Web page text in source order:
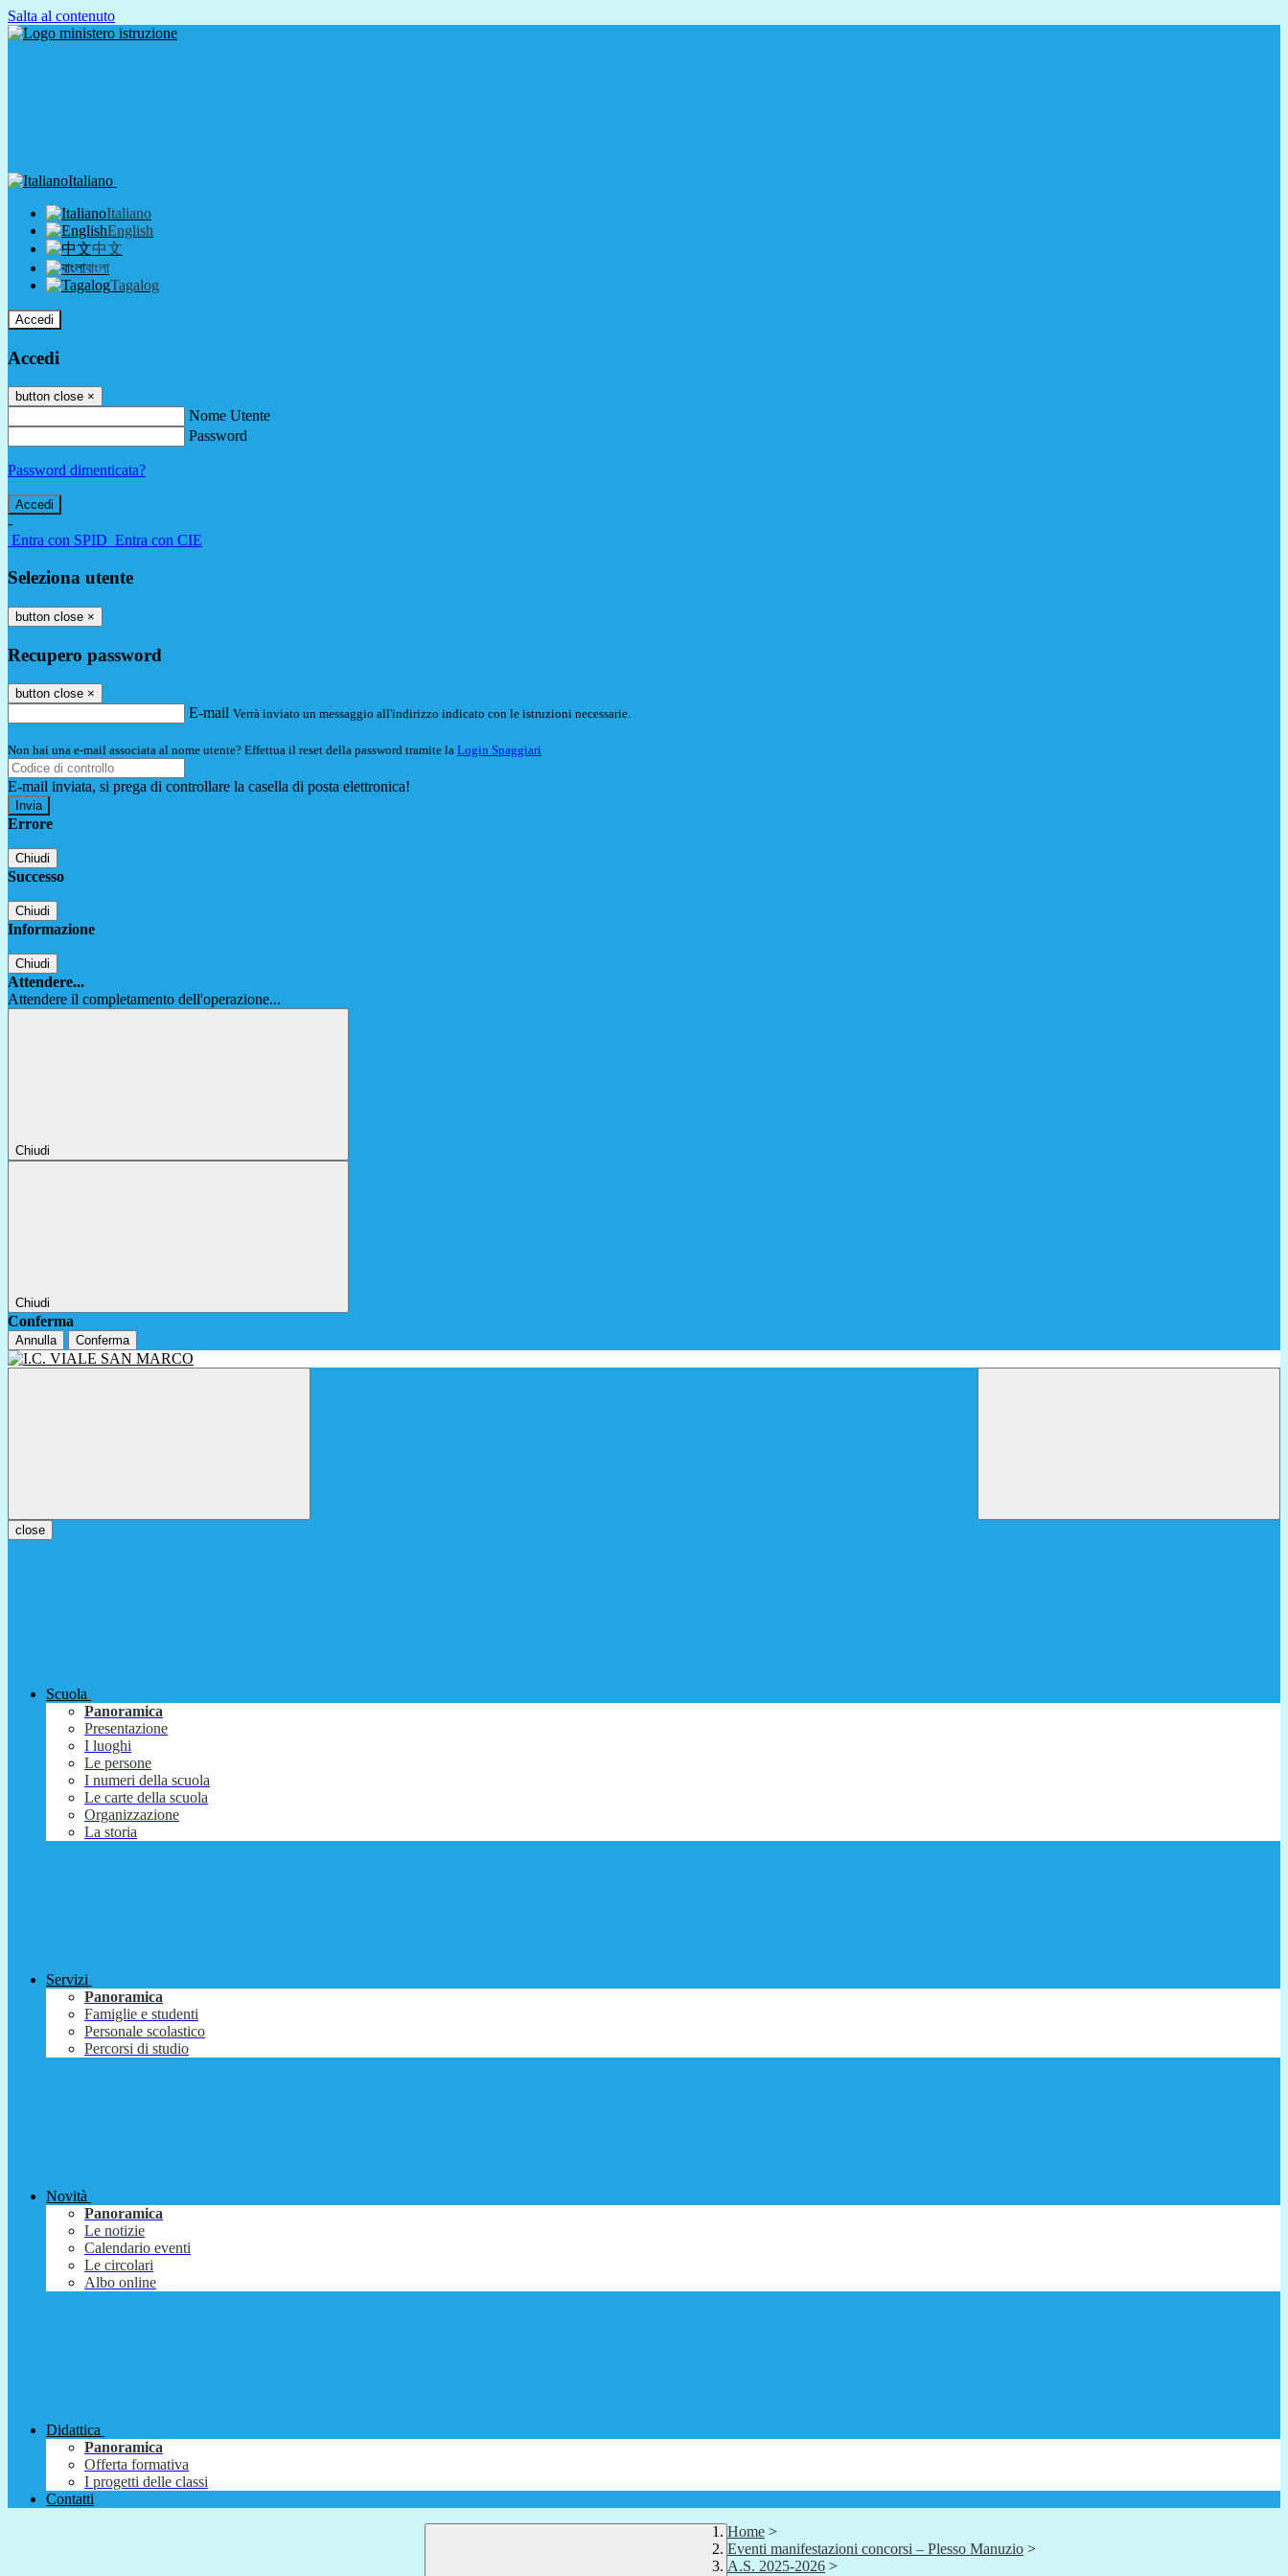
Salta al contenuto
Italiano
Italiano
English
中文
বাংলা
Tagalog
Accedi
Accedi
button close ×
Nome Utente
Password
Password dimenticata?
-
Entra con SPID Entra con CIE
Seleziona utente
button close ×
Recupero password
button close ×
E-mail Verrà inviato un messaggio all'indirizzo indicato con le istruzioni necessarie.
Non hai una e-mail associata al nome utente? Effettua il reset della password tramite la Login Spaggiari
E-mail inviata, si prega di controllare la casella di posta elettronica!
Errore
Chiudi
Successo
Chiudi
Informazione
Chiudi
Attendere...
Attendere il completamento dell'operazione...
Chiudi
Chiudi
Conferma
Annulla Conferma
close
Scuola
Panoramica
Presentazione
I luoghi
Le persone
I numeri della scuola
Le carte della scuola
Organizzazione
La storia
Servizi
Panoramica
Famiglie e studenti
Personale scolastico
Percorsi di studio
Novità
Panoramica
Le notizie
Calendario eventi
Le circolari
Albo online
Didattica
Panoramica
Offerta formativa
I progetti delle classi
Contatti
Home >
Eventi manifestazioni concorsi – Plesso Manuzio >
A.S. 2025-2026 >